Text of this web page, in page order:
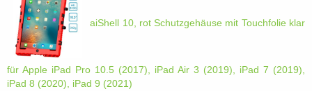
aiShell 10, rot Schutzgehäuse mit Touchfolie klar
für Apple iPad Pro 10.5 (2017), iPad Air 3 (2019), iPad 7 (2019),
iPad 8 (2020), iPad 9 (2021)